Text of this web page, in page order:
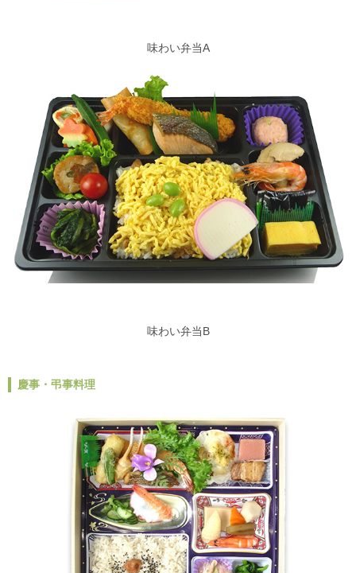
味わい弁当A
味わい弁当B
慶事・弔事料理